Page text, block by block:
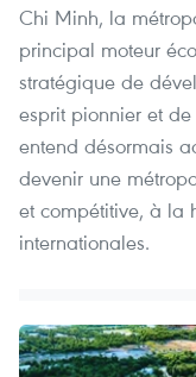
Chi Minh, la
principal moteur
stratégique de
esprit pionnier et
entend désormais
devenir une
et compétitive, à la
internationales.